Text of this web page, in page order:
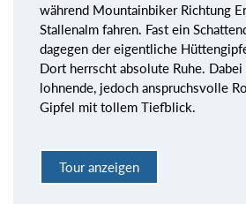
während Mountainbiker Richtung
Stallenalm fahren. Fast ein
dagegen der eigentliche
Dort herrscht absolute Ruhe.
lohnende, jedoch anspruchsvolle
Gipfel mit tollem Tiefblick.
Tour anzeigen